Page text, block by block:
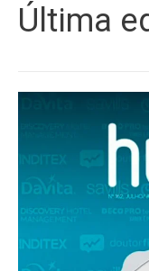
Última